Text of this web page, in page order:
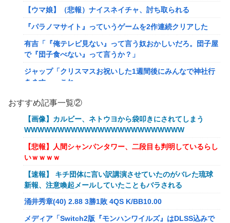
【ウマ娘】（悲報）ナイスネイチャ、討ち取られる
『パラノマサイト』っていうゲームを2作連続クリアした
有吉「『俺テレビ見ない』って言う奴おかしいだろ。団子屋
で『団子食べない』って言うか？」
ジャップ「クリスマスお祝いした1週間後にみんなで神社行
きます」←これ
【画像】令和最新版のあのちゃん、可愛過ぎてワイらにブッ
刺さりまくりw w w w w w
オワコン扱いされていたデジモンさん、令和に全盛期を超え
る利益を生み出していた
【爆笑ｗ】バッグひったくりを試みた男、バイクを盗られ
る！
【動画】新型のさすまた、限界突破www
メディア「Switch2版『モンハンワイルズ』はDLSS込みで
最大1440p動作」
おすすめ記事一覧②
【画像】カルビー、ネトウヨから袋叩きにされてしまう
WWWWWWWWWWWWWWWWWWWWWWWW
【悲報】人間シャンパンタワー、二段目も判明しているらし
いｗｗｗｗ
【速報】 キチ団体に言い訳講演させていたのがバレた琉球
新報、注意喚起メールしていたこともバラされる
涌井秀章(40) 2.88 3勝1敗 4QS K/BB10.00
メディア「Switch2版『モンハンワイルズ』はDLSS込みで